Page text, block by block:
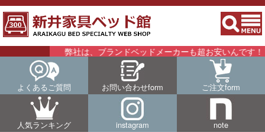
弊社は、ブランドベッドメーカーも超お安いんです！！
よくあるご質問 お問い合わせform ご注文form
人気ランキング instagram
note